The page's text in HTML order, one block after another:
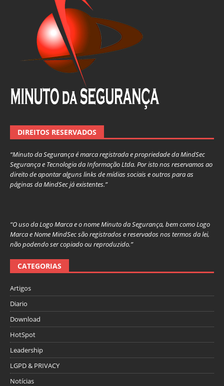
DIREITOS RESERVADOS
“Minuto da Segurança é marca registrada e propriedade da MindSec
Segurança e Tecnologia da Informação Ltda. Por isto nos reservamos ao
direito de apontar alguns links de mídias sociais e outros para as
páginas da MindSec já existentes.”
“O uso da Logo Marca e o nome Minuto da Segurança, bem como Logo
Marca e Nome MindSec são registrados e reservados nos termos da lei,
não podendo ser copiado ou reproduzido.”
CATEGORIAS
Artigos
Diario
Download
HotSpot
Leadership
LGPD & PRIVACY
Notícias